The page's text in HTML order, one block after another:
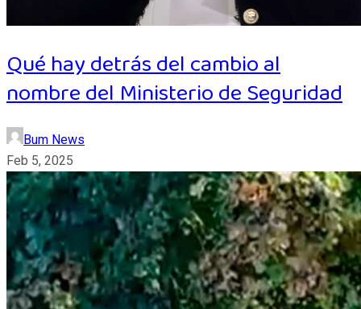
Qué hay detrás del cambio al
nombre del Ministerio de Seguridad
Bum News
Feb 5, 2025